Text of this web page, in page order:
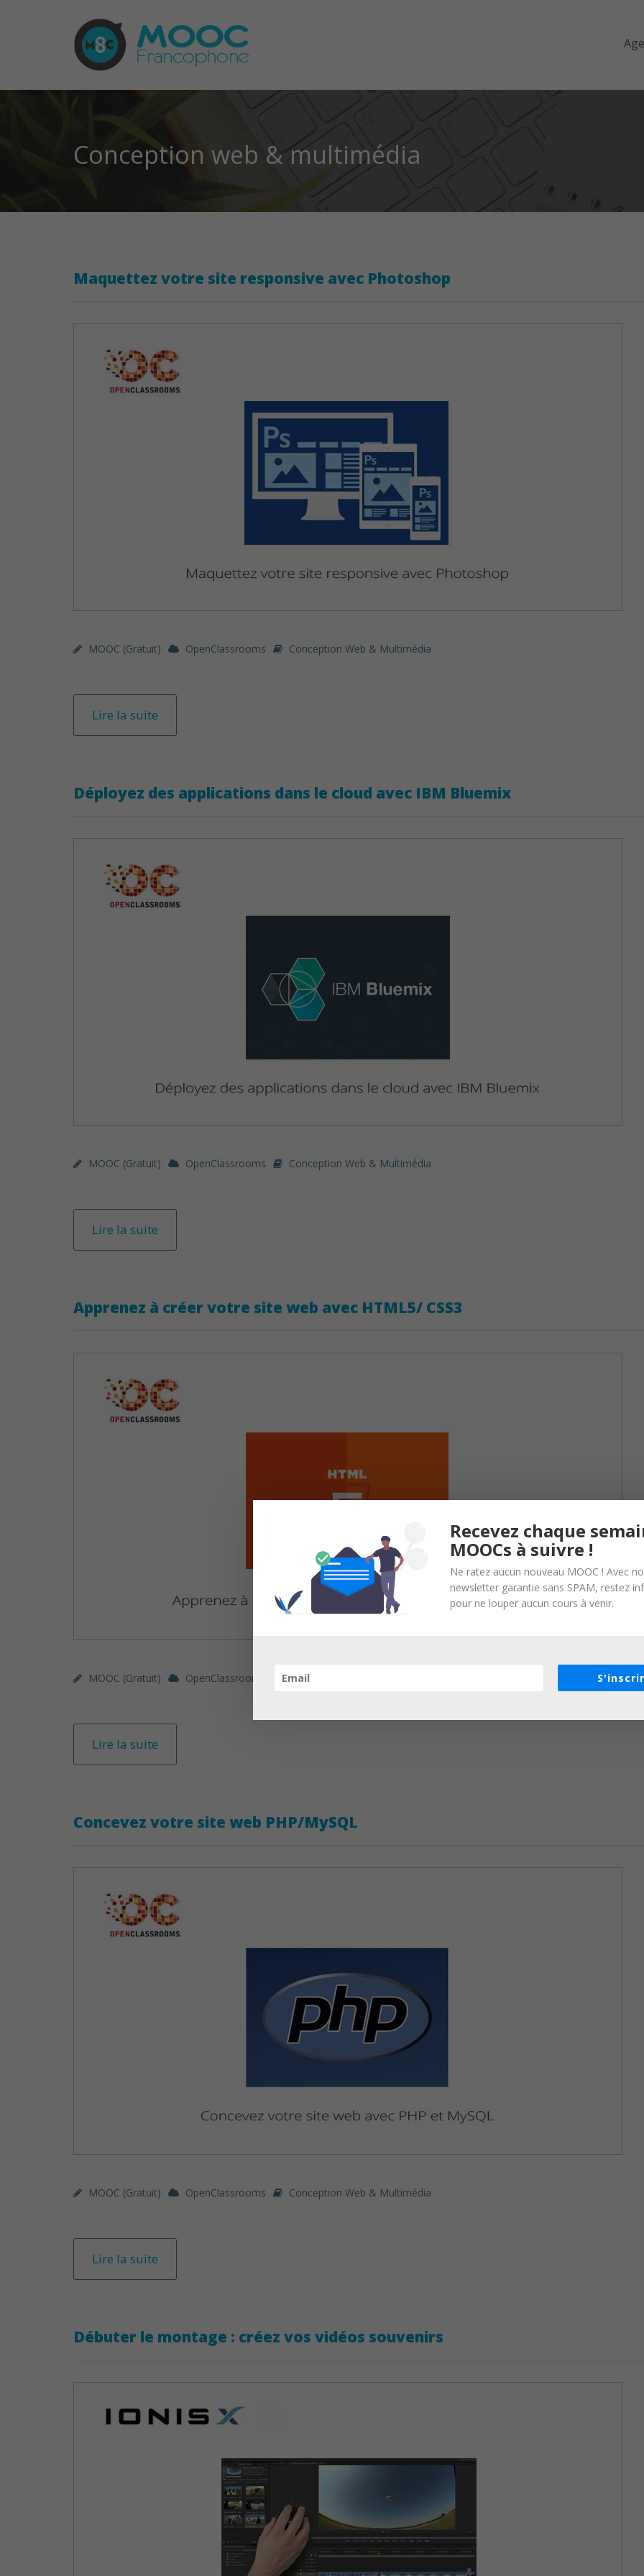
Conception web & multimédia
Maquettez votre site responsive avec Photoshop
MOOC (gratuit) OpenClassrooms Conception Web & Multimédia
Lire la suite
Déployez des applications dans le cloud avec IBM Bluemix
MOOC (gratuit) OpenClassrooms Conception Web & Multimédia
Lire la suite
Apprenez à créer votre site web avec HTML5/ CSS3
MOOC (gratuit) OpenClassrooms Conception Web & Multimédia
Lire la suite
Concevez votre site web PHP/MySQL
MOOC (gratuit) OpenClassrooms Conception Web & Multimédia
Lire la suite
Débuter le montage : créez vos vidéos souvenirs
Recevez chaque
MOOCs à suivre !
Ne ratez aucun nouveau MOOC ! Avec
newsletter garantie sans SPAM, restez
pour ne louper aucun cours à venir.